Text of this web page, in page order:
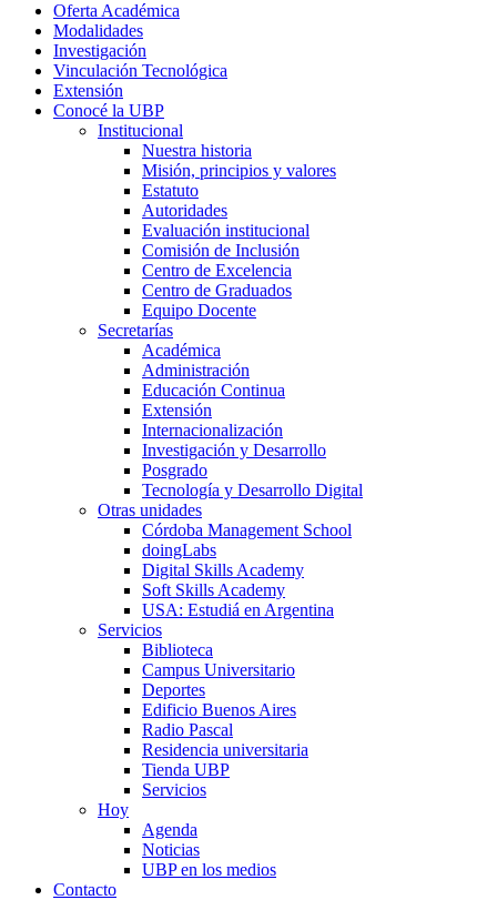
Oferta Académica
Modalidades
Investigación
Vinculación Tecnológica
Extensión
Conocé la UBP
Institucional
Nuestra historia
Misión, principios y valores
Estatuto
Autoridades
Evaluación institucional
Comisión de Inclusión
Centro de Excelencia
Centro de Graduados
Equipo Docente
Secretarías
Académica
Administración
Educación Continua
Extensión
Internacionalización
Investigación y Desarrollo
Posgrado
Tecnología y Desarrollo Digital
Otras unidades
Córdoba Management School
doingLabs
Digital Skills Academy
Soft Skills Academy
USA: Estudiá en Argentina
Servicios
Biblioteca
Campus Universitario
Deportes
Edificio Buenos Aires
Radio Pascal
Residencia universitaria
Tienda UBP
Servicios
Hoy
Agenda
Noticias
UBP en los medios
Contacto